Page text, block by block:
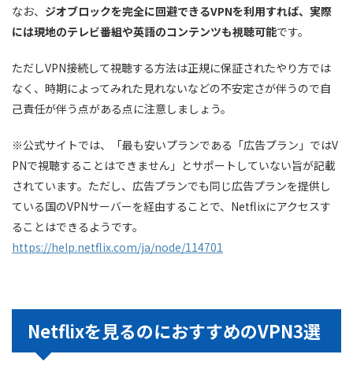
なお、 ジオブロックを完全に回避できるVPNを利用すれば、実際
には現地のテレビ番組や英語のコンテンツも視聴可能です。
ただしVPN接続して視聴する方法は正規に保証されたやり方では
なく、時期によってみれた見れないなどの不安定さが伴うので自
己責任が伴う点がある点に注意しましょう。
※公式サイトでは、「最も安いプランである「広告プラン」ではV
PNで視聴することはできません」とサポートしていない旨が記載
されています。ただし、広告プランでも同じ広告プランを提供し
ている国のVPNサーバーを経由することで、Netflixにアクセスす
ることはできるようです。
https://help.netflix.com/ja/node/114701
Netflixを見るのにおすすめのVPN3選